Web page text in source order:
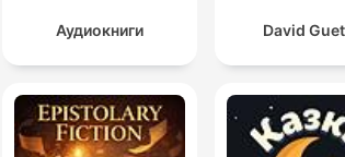
Аудиокниги David